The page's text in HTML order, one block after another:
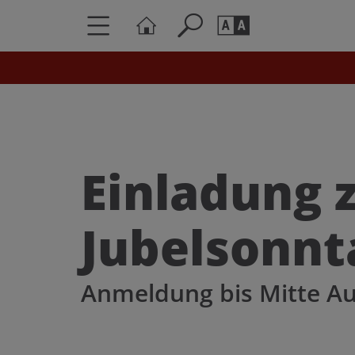
A A
Einladung
Anmeldung bis Mitte